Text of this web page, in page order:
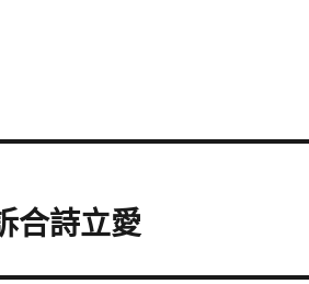
合詩立愛